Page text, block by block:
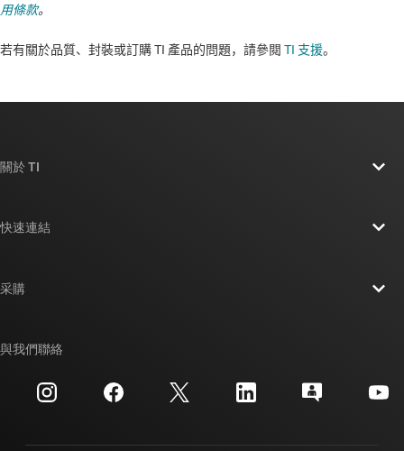
用條款。
若有關於品質、封裝或訂購 TI 產品的問題，請參閱 TI 支援。​​​​​​​​​​​​​​
關於 TI
投資人關系
製造
快速連結
交互參考搜索
客戶支援中心
采購
與我們聯絡